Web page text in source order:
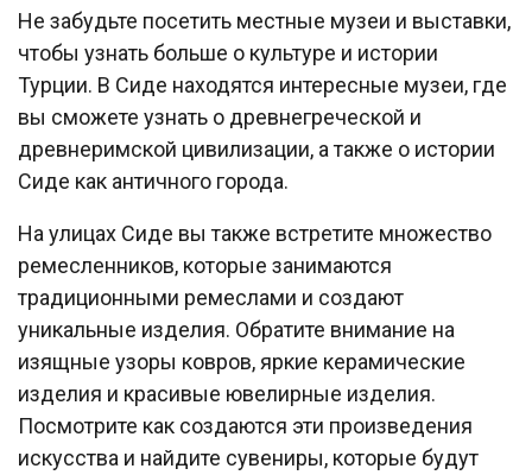
Не забудьте посетить местные музеи и выставки,
чтобы узнать больше о культуре и истории
Турции. В Сиде находятся интересные музеи, где
вы сможете узнать о древнегреческой и
древнеримской цивилизации, а также о истории
Сиде как античного города.
На улицах Сиде вы также встретите множество
ремесленников, которые занимаются
традиционными ремеслами и создают
уникальные изделия. Обратите внимание на
изящные узоры ковров, яркие керамические
изделия и красивые ювелирные изделия.
Посмотрите как создаются эти произведения
искусства и найдите сувениры, которые будут